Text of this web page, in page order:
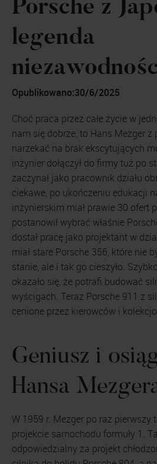
Porsche z
legenda
Opublikowano:30/6/2025
Choć praca przez całe życie w
nam się dobrze, to Hans Mezger z
narzekać na brak ekscytujących
inżynier dołączył do firmy tuż po
zaczynał jako pracownik działu
ciekawe, po ukończeniu edukacji
inżynierskim miał prawie 30 ofert
postanowił wybrać właśnie
dostał pracę jako projektant w
miał stare Porsche 356, które nie
stanie, ale i tak go cieszyło.
okazało się, że potrafi budować
wyścigach. Teraz Porsche 911 z
cenione przez kierowców i
Geniusz i
Hansa
W 1959 r. Mezger po raz pierwszy
projekcie samochodu formuły 1.
odpowiedzialny za projekt